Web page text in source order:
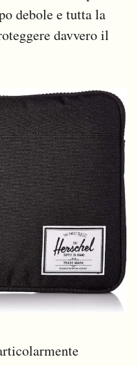
debole e tutta la
davvero il